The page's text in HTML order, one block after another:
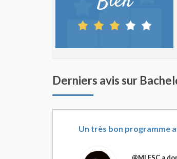
Derniers avis sur
Un très bon programme